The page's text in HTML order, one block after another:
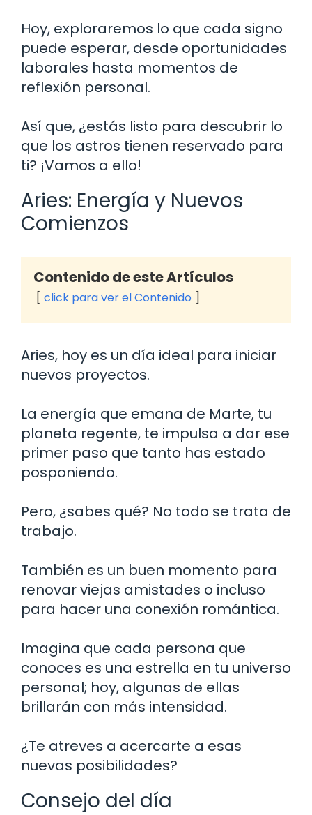
Hoy, exploraremos lo que cada signo
puede esperar, desde oportunidades
laborales hasta momentos de
reflexión personal.
Así que, ¿estás listo para descubrir lo
que los astros tienen reservado para
ti? ¡Vamos a ello!
Aries: Energía y Nuevos
Comienzos
Contenido de este Artículos
click para ver el Contenido
Aries, hoy es un día ideal para iniciar
nuevos proyectos.
La energía que emana de Marte, tu
planeta regente, te impulsa a dar ese
primer paso que tanto has estado
posponiendo.
Pero, ¿sabes qué? No todo se trata de
trabajo.
También es un buen momento para
renovar viejas amistades o incluso
para hacer una conexión romántica.
Imagina que cada persona que
conoces es una estrella en tu universo
personal; hoy, algunas de ellas
brillarán con más intensidad.
¿Te atreves a acercarte a esas
nuevas posibilidades?
Consejo del día